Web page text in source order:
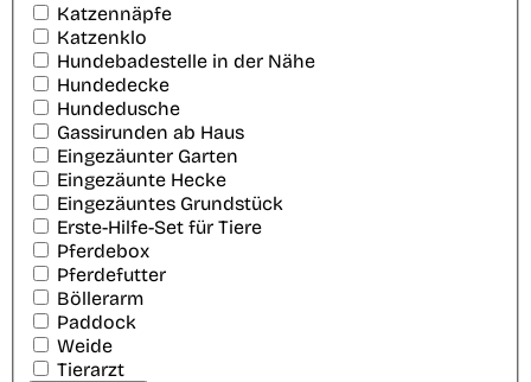
Katzennäpfe
Katzenklo
Hundebadestelle in der Nähe
Hundedecke
Hundedusche
Gassirunden ab Haus
Eingezäunter Garten
Eingezäunte Hecke
Eingezäuntes Grundstück
Erste-Hilfe-Set für Tiere
Pferdebox
Pferdefutter
Böllerarm
Paddock
Weide
Tierarzt